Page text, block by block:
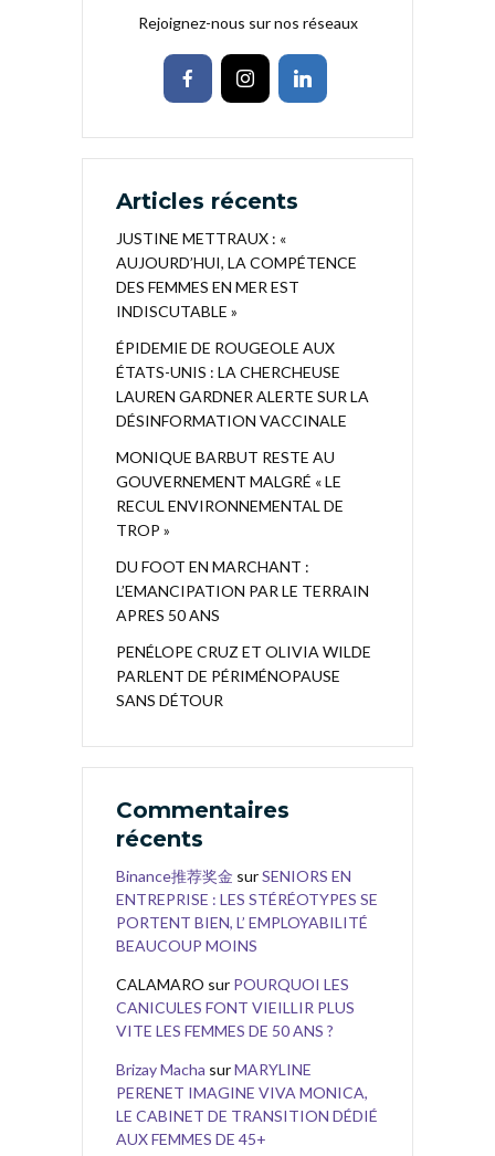
Rejoignez-nous sur nos réseaux
Articles récents
JUSTINE METTRAUX : «
AUJOURD’HUI, LA COMPÉTENCE
DES FEMMES EN MER EST
INDISCUTABLE »
ÉPIDEMIE DE ROUGEOLE AUX
ÉTATS-UNIS : LA CHERCHEUSE
LAUREN GARDNER ALERTE SUR LA
DÉSINFORMATION VACCINALE
MONIQUE BARBUT RESTE AU
GOUVERNEMENT MALGRÉ « LE
RECUL ENVIRONNEMENTAL DE
TROP »
DU FOOT EN MARCHANT :
L’EMANCIPATION PAR LE TERRAIN
APRES 50 ANS
PENÉLOPE CRUZ ET OLIVIA WILDE
PARLENT DE PÉRIMÉNOPAUSE
SANS DÉTOUR
Commentaires
récents
Binance推荐奖金 surSENIORS EN
ENTREPRISE : LES STÉRÉOTYPES SE
PORTENT BIEN, L’ EMPLOYABILITÉ
BEAUCOUP MOINS
CALAMARO sur POURQUOI LES
CANICULES FONT VIEILLIR PLUS
VITE LES FEMMES DE 50 ANS ?
Brizay Macha surMARYLINE
PERENET IMAGINE VIVA MONICA,
LE CABINET DE TRANSITION DÉDIÉ
AUX FEMMES DE 45+